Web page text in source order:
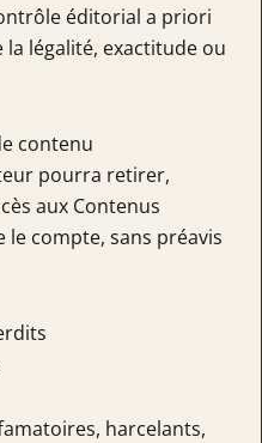
éditorial a priori
la légalité, exactitude ou
contenu
pourra retirer,
aux Contenus
compte, sans préavis
harcelants,